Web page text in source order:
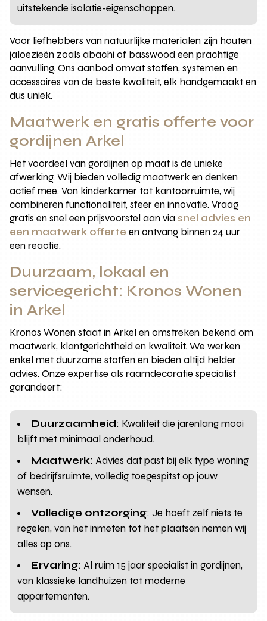
uitstekende isolatie-eigenschappen.
Voor liefhebbers van natuurlijke materialen zijn houten
jaloezieën zoals abachi of basswood een prachtige
aanvulling. Ons aanbod omvat stoffen, systemen en
accessoires van de beste kwaliteit, elk handgemaakt en
dus uniek.
Maatwerk en gratis offerte voor
gordijnen Arkel
Het voordeel van gordijnen op maat is de unieke
afwerking. Wij bieden volledig maatwerk en denken
actief mee. Van kinderkamer tot kantoorruimte, wij
combineren functionaliteit, sfeer en innovatie. Vraag
gratis en snel een prijsvoorstel aan viasnel advies en
een maatwerk offerte en ontvang binnen 24 uur
een reactie.
Duurzaam, lokaal en
servicegericht: Kronos Wonen
in Arkel
Kronos Wonen staat in Arkel en omstreken bekend om
maatwerk, klantgerichtheid en kwaliteit. We werken
enkel met duurzame stoffen en bieden altijd helder
advies. Onze expertise als raamdecoratie specialist
garandeert:
Duurzaamheid: Kwaliteit die jarenlang mooi
blijft met minimaal onderhoud.
Maatwerk: Advies dat past bij elk type woning
of bedrijfsruimte, volledig toegespitst op jouw
wensen.
Volledige ontzorging: Je hoeft zelf niets te
regelen, van het inmeten tot het plaatsen nemen wij
alles op ons.
Ervaring: Al ruim 15 jaar specialist in gordijnen,
van klassieke landhuizen tot moderne
appartementen.